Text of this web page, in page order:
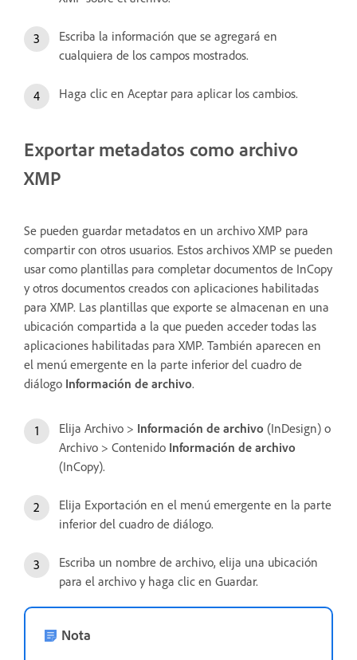
Escriba la información que se agregará en
cualquiera de los campos mostrados.
Haga clic en Aceptar para aplicar los cambios.
Exportar metadatos como archivo
XMP
Se pueden guardar metadatos en un archivo XMP para
compartir con otros usuarios. Estos archivos XMP se pueden
usar como plantillas para completar documentos de InCopy
y otros documentos creados con aplicaciones habilitadas
para XMP. Las plantillas que exporte se almacenan en una
ubicación compartida a la que pueden acceder todas las
aplicaciones habilitadas para XMP. También aparecen en
el menú emergente en la parte inferior del cuadro de
diálogo Información de archivo.
Elija Archivo > Información de archivo (InDesign) o
Archivo > Contenido Información de archivo
(InCopy).
Elija Exportación en el menú emergente en la parte
inferior del cuadro de diálogo.
Escriba un nombre de archivo, elija una ubicación
para el archivo y haga clic en Guardar.
Nota